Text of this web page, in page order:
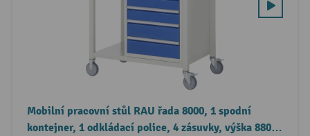
Mobilní pracovní stůl RAU řada 8000, 1 spodní
kontejner, 1 odkládací police, 4 zásuvky, výška 880-